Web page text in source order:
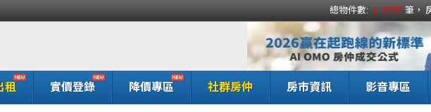
總物件數: 111797 筆，
租 實價登錄 降價專區 社群房仲 房市資訊 影音專區